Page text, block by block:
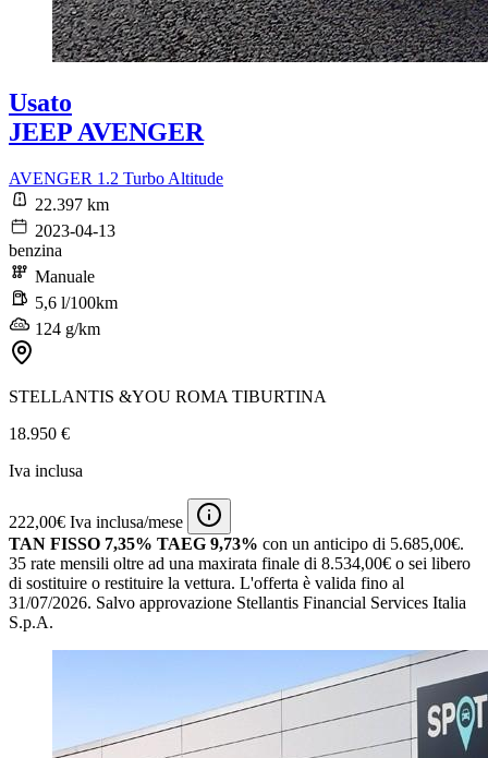
Usato
JEEP AVENGER
AVENGER 1.2 Turbo Altitude
22.397 km
2023-04-13
benzina
Manuale
5,6 l/100km
124 g/km
STELLANTIS &YOU ROMA TIBURTINA
18.950 €
Iva inclusa
222,00€ Iva inclusa/mese
TAN FISSO 7,35% TAEG 9,73% con un anticipo di 5.685,00€.
35 rate mensili oltre ad una maxirata finale di 8.534,00€ o sei libero
di sostituire o restituire la vettura. L'offerta è valida fino al
31/07/2026. Salvo approvazione Stellantis Financial Services Italia
S.p.A.